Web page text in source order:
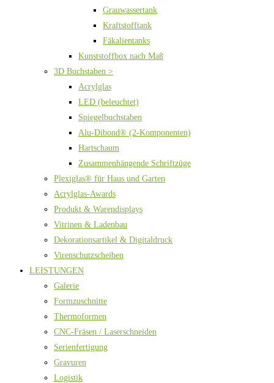
Grauwassertank
Kraftstofftank
Fäkalientanks
Kunststoffbox nach Maß
3D Buchstaben >
Acrylglas
LED (beleuchtet)
Spiegelbuchstaben
Alu-Dibond® (2-Komponenten)
Hartschaum
Zusammenhängende Schriftzüge
Plexiglas® für Haus und Garten
Acrylglas-Awards
Produkt & Warendisplays
Vitrinen & Ladenbau
Dekorationsartikel & Digitaldruck
Virenschutzscheiben
LEISTUNGEN
Galerie
Formzuschnitte
Thermoformen
CNC-Fräsen / Laserschneiden
Serienfertigung
Gravuren
Logistik